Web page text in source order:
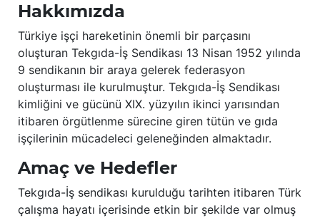
Hakkımızda
Türkiye işçi hareketinin önemli bir parçasını
oluşturan Tekgıda-İş Sendikası 13 Nisan 1952 yılında
9 sendikanın bir araya gelerek federasyon
oluşturması ile kurulmuştur. Tekgıda-İş Sendikası
kimliğini ve gücünü XIX. yüzyılın ikinci yarısından
itibaren örgütlenme sürecine giren tütün ve gıda
işçilerinin mücadeleci geleneğinden almaktadır.
Amaç ve Hedefler
Tekgıda-İş sendikası kurulduğu tarihten itibaren Türk
çalışma hayatı içerisinde etkin bir şekilde var olmuş